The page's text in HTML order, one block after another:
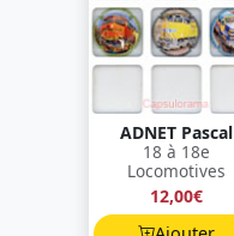
ADNET Pascal
18 à 18e
Locomotives
12,00€